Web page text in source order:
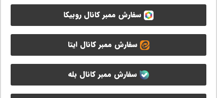
سفارش ممبر کانال روبیکا
سفارش ممبر کانال ایتا
سفارش ممبر کانال بله